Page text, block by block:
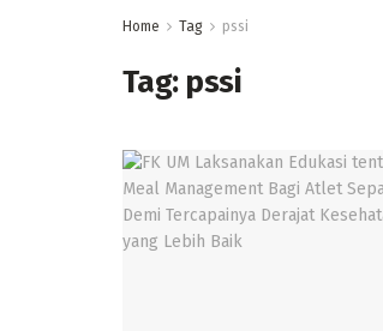
Home Tag pssi
Tag: pssi